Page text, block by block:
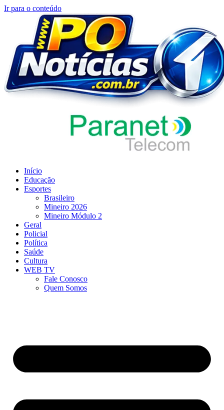
Ir para o conteúdo
Início
Educação
Esportes
Brasileiro
Mineiro 2026
Mineiro Módulo 2
Geral
Policial
Política
Saúde
Cultura
WEB TV
Fale Conosco
Quem Somos